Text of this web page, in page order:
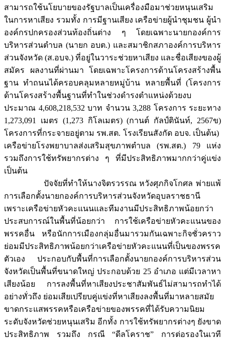
สามารถใช้นโยบายของรัฐบาลเป็นเครื่องมือมาช่วยหนุนเสริม
ในการหาเสียง รวมทั้ง การมีฐานเสียง เครือข่ายผู้นำชุมชน ผู้นำ
องค์กรปกครองส่วนท้องถิ่นต่าง ๆ โดยเฉพาะนายกองค์การ
บริหารส่วนตำบล (นายก อบต.) และสมาชิกสภาองค์การบริหาร
ส่วนจังหวัด (ส.อบจ.) ที่อยู่ในวาระช่วยหาเสียง และชื่อเสียงของผู้
สมัคร ผลงานที่ผ่านมา โดยเฉพาะโครงการด้านโครงสร้างพื้น
ฐาน ทำถนนได้ครอบคลุมหลายหมู่บ้าน หลายพื้นที่ (โครงการ
ด้านโครงสร้างพื้นฐานที่ทำในช่วงดำรงตำแหน่งด้วยงบ
ประมาณ 4,608,218,532 บาท จำนวน 3,288 โครงการ ระยะทาง
1,273,091 เมตร (1,273 กิโลเมตร) (กานต์ กัลป์ตินันท์, 2567ข)
โครงการที่กระจายอยู่ตาม รพ.สต. โรงเรียนสังกัด อบจ. เป็นต้น)
เครือข่ายโรงพยาบาลส่งเสริมสุขภาพตำบล (รพ.สต.) 79 แห่ง
รวมถึงการใช้ทรัพยากรต่าง ๆ ที่มีประสิทธิภาพมากกว่าคู่แข่ง
เป็นต้น
ปัจจัยที่ทำให้นางจิตรวรรณ หวังศุภกิจโกศล พ่ายแพ้
การเลือกตั้งนายกองค์การบริหารส่วนจังหวัดอุบลราชธานี
เพราะเครือข่ายหัวคะแนนและทีมงานมีประสิทธิภาพน้อยกว่า
ประสบการณ์ในพื้นที่น้อยกว่า การใช้เครือข่ายหัวคะแนนของ
พรรคอื่น หรือนักการเมืองกลุ่มอื่นมารวมกันเฉพาะกิจชั่วคราว
ย่อมมีประสิทธิภาพน้อยกว่าเครือข่ายหัวคะแนนที่เป็นของพรรค
ตัวเอง ประกอบกับพื้นที่การเลือกตั้งนายกองค์การบริหารส่วน
จังหวัดเป็นพื้นที่ขนาดใหญ่ ประกอบด้วย 25 อำเภอ แต่มีเวลาหา
เสียงน้อย การลงพื้นที่หาเสียงประชาสัมพันธ์ไม่สามารถทำได้
อย่างทั่วถึง ย่อมเสียเปรียบคู่แข่งที่หาเสียงลงพื้นที่มาหลายสมัย
ขาดกระแสพรรคหรือเครือข่ายของพรรคที่ได้รับความนิยม
ระดับจังหวัดช่วยหนุนเสริม อีกทั้ง การใช้ทรัพยากรต่างๆ ยังขาด
ประสิทธิภาพ รวมถึง กรณี “ดีลโคราช” การต่อรองในเวที